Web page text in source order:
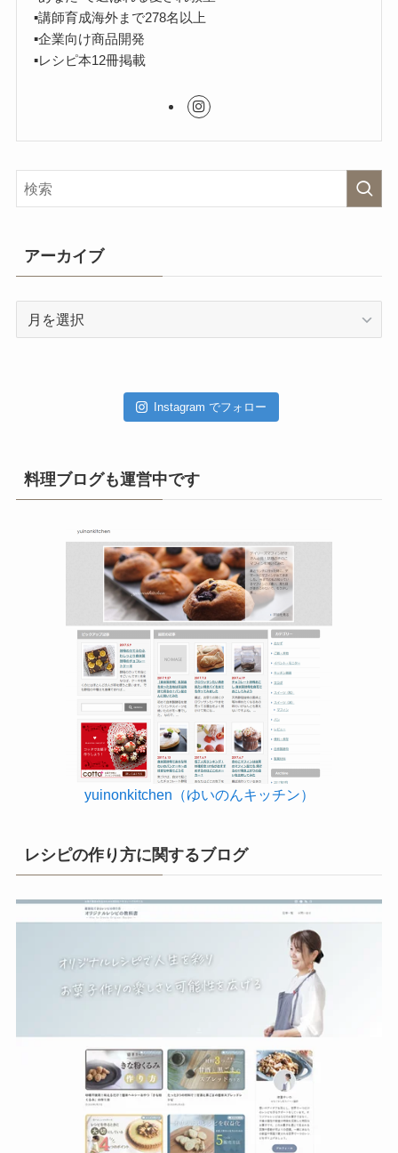
▪︎講師育成海外まで278名以上
▪︎企業向け商品開発
▪︎レシピ本12冊掲載
アーカイブ
Instagram でフォロー
料理ブログも運営中です
yuinonkitchen（ゆいのんキッチン）
レシピの作り方に関するブログ